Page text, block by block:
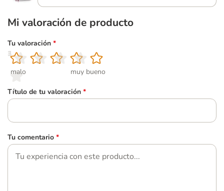
Mi valoración de producto
Tu valoración *
1
malo
2
3
4
5
muy bueno
Título de tu valoración *
Tu comentario *